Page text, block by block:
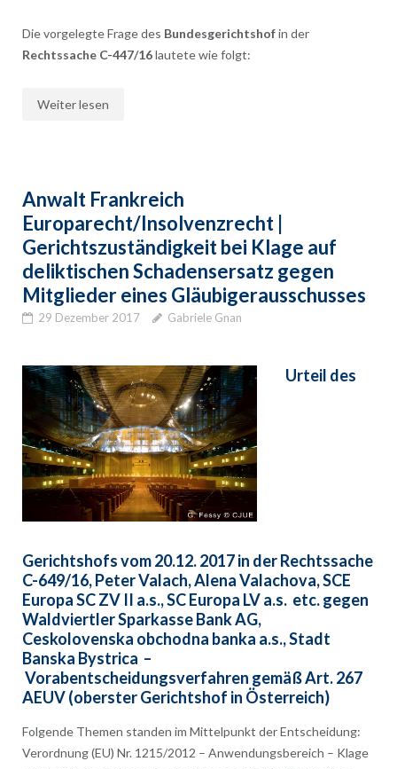
Die vorgelegte Frage des Bundesgerichtshofin der
Rechtssache C-447/16lautete wie folgt:
Weiter lesen
Anwalt Frankreich
Europarecht/Insolvenzrecht |
Gerichtszuständigkeit bei Klage auf
deliktischen Schadensersatz gegen
Mitglieder eines Gläubigerausschusses
29 Dezember 2017 Gabriele Gnan
Urteil des
Gerichtshofs vom 20.12. 2017 in der Rechtssache
C-649/16, Peter Valach, Alena Valachova, SCE
Europa SC ZV II a.s., SC Europa LV a.s. etc. gegen
Waldviertler Sparkasse Bank AG,
Ceskolovenska obchodna banka a.s., Stadt
Banska Bystrica –
Vorabentscheidungsverfahren gemäß Art. 267
AEUV (oberster Gerichtshof in Österreich)
Folgende Themen standen im Mittelpunkt der Entscheidung:
Verordnung (EU) Nr. 1215/2012 – Anwendungsbereich – Klage